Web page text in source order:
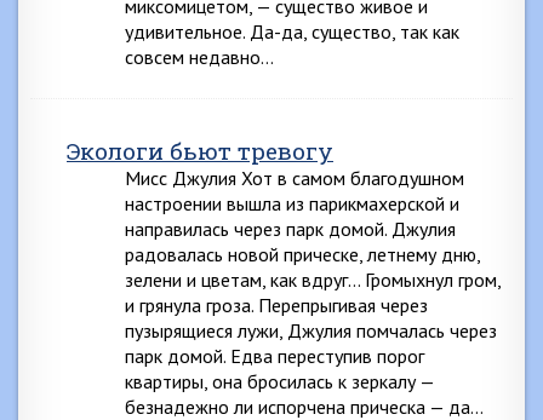
миксомицетом, — существо живое и
удивительное. Да-да, существо, так как
совсем недавно…
Экологи бьют тревогу
Мисс Джулия Хот в самом благодушном
настроении вышла из парикмахерской и
направилась через парк домой. Джулия
радовалась новой прическе, летнему дню,
зелени и цветам, как вдруг… Громыхнул гром,
и грянула гроза. Перепрыгивая через
пузырящиеся лужи, Джулия помчалась через
парк домой. Едва переступив порог
квартиры, она бросилась к зеркалу —
безнадежно ли испорчена прическа — да…